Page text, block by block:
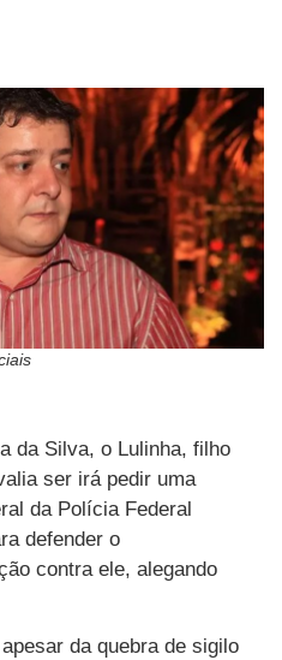
da Silva, o Lulinha, filho
ser irá pedir uma
da Polícia Federal
defender o
contra ele, alegando
da quebra de sigilo